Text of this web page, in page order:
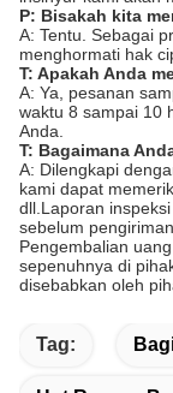
P: Bisakah kita
A: Tentu. Sebagai
menghormati hak
T: Apakah Anda
A: Ya, pesanan
waktu 8 sampai 10
Anda.
T: Bagaimana
A: Dilengkapi
kami dapat
dll.Laporan
sebelum pengiriman.
Pengembalian
sepenuhnya di
disebabkan oleh
Tag: